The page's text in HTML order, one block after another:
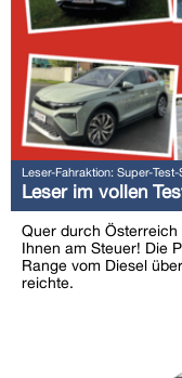
Leser-Fahraktion: Super-
Leser im vollen
Quer durch Österreich
Ihnen am Steuer! Die
Range vom Diesel
reichte.